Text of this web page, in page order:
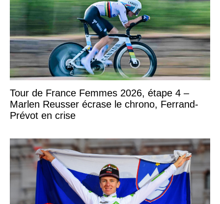
Tour de France Femmes 2026, étape 4 –
Marlen Reusser écrase le chrono, Ferrand-
Prévot en crise